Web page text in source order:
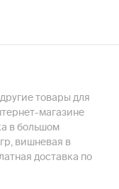
товары для
магазине
в большом
вишневая в
доставка по